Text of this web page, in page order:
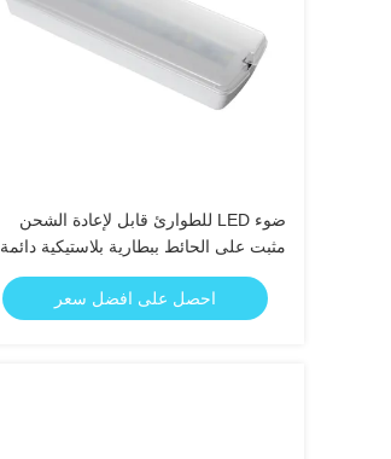
ضوء LED للطوارئ قابل لإعادة الشحن
مثبت على الحائط ببطارية بلاستيكية دائمة
احتياطية لمدة 3 ساعات وبطارية Ni-Cd
بتصنيف IP20
احصل على افضل سعر